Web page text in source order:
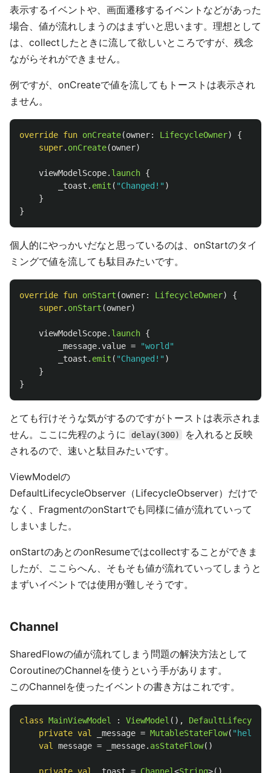
表示するイベントや、画面遷移するイベントなどがあった
場合、値が流れしまうのはまずいと思います。理想として
は、collectしたときに流して欲しいところですが、残念
ながらそれができません。
例ですが、onCreateで値を流してもトーストは表示され
ません。
override fun onCreate(owner: LifecycleOwner)
{
super. onCreate(owner)
viewModelScope. launch {
_toast . emit ( "Changed!" )
}
}
個人的にやっかいだなと思っているのは、onStartのタイ
ミングで値を流しても駄目みたいです。
override fun onStart (owner: LifecycleOwner)
{
super. onStart (owner)
viewModelScope. launch {
_message.value =
"world"
_toast . emit ( "Changed!" )
}
}
とても行けそうな気がするのですがトーストは表示されま
せん。ここに先程のように
delay(300)
を入れると反映
されるので、速いと駄目みたいです。
ViewModelの
DefaultLifecycleObserver（LifecycleObserver）だけで
なく、FragmentのonStartでも同様に値が流れていって
しまいました。
onStartのあとのonResumeではcollectすることができま
したが、ここらへん、そもそも値が流れていってしまうと
まずいイベントでは使用が難しそうです。
Channel
SharedFlowの値が流れてしまう問題の解決方法として
CoroutineのChannelを使うという手があります。
このChannelを使ったイベントの書き方はこれです。
class MainViewModel : ViewModel (),
private val _message = MutableStateFlow( "hello"
val
message = _message. asStateFlow()